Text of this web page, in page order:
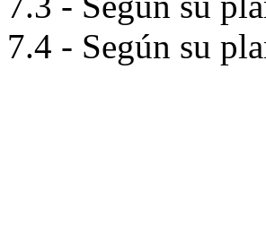
7.4 - Según su